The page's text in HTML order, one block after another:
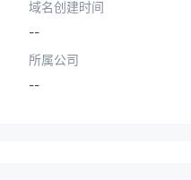
域名创建时间
--
所属公司
--